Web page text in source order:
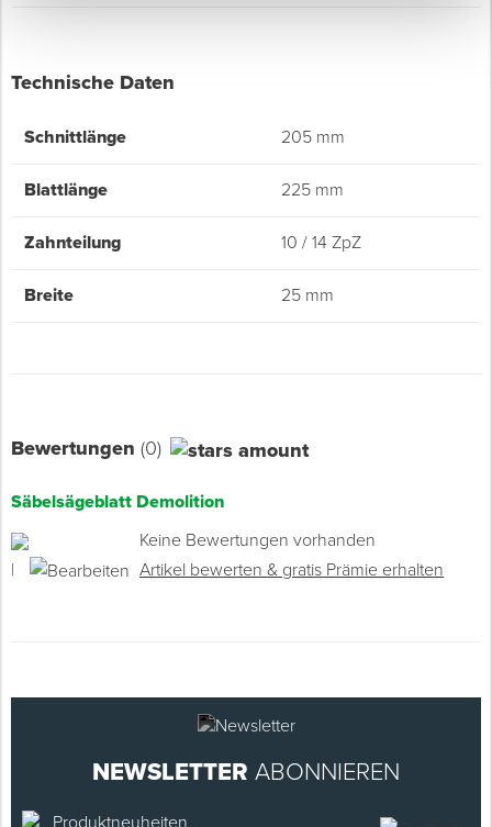
Technische Daten
Schnittlänge 205 mm
Blattlänge 225 mm
Zahnteilung 10 / 14 ZpZ
Breite 25 mm
Bewertungen (0)
Säbelsägeblatt Demolition
Keine Bewertungen vorhanden
|
Artikel bewerten & gratis Prämie erhalten
NEWSLETTER ABONNIEREN